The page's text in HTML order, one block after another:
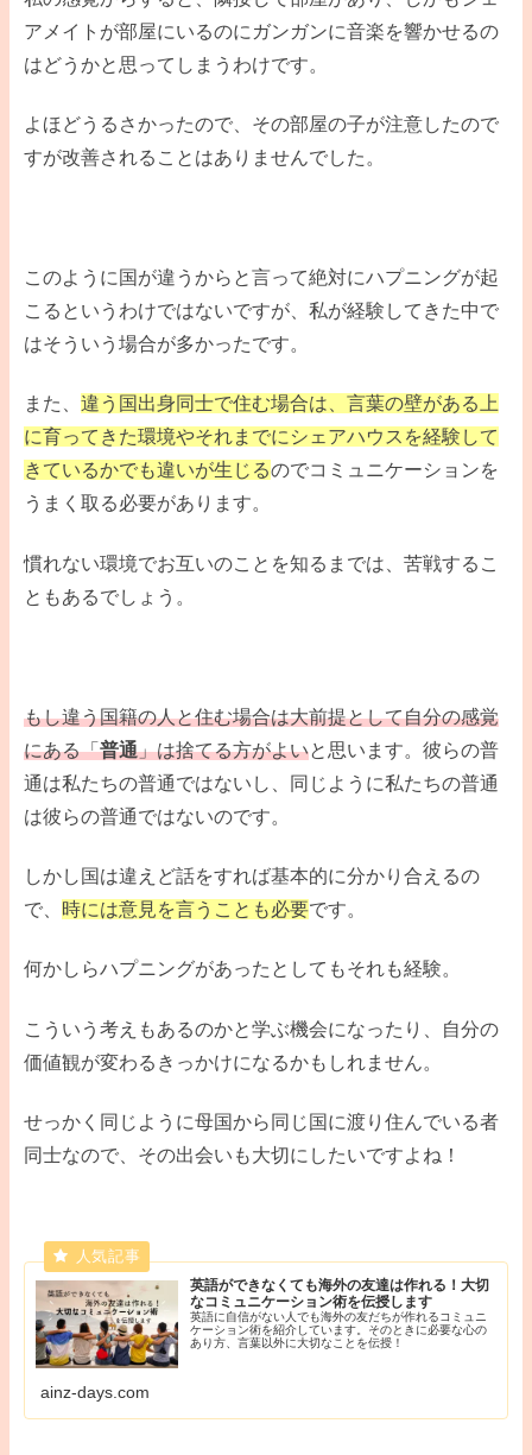
アメイトが部屋にいるのにガンガンに音楽を響かせるの
はどうかと思ってしまうわけです。
よほどうるさかったので、その部屋の子が注意したので
すが改善されることはありませんでした。
このように国が違うからと言って絶対にハプニングが起
こるというわけではないですが、私が経験してきた中で
はそういう場合が多かったです。
また、 違う国出身同士で住む場合は、言葉の壁がある上
に育ってきた環境やそれまでにシェアハウスを経験して
きているかでも違いが生じるのでコミュニケーションを
うまく取る必要があります。
慣れない環境でお互いのことを知るまでは、苦戦するこ
ともあるでしょう。
もし違う国籍の人と住む場合は大前提として自分の感覚
にある「普通」は捨てる方がよいと思います。彼らの普
通は私たちの普通ではないし、同じように私たちの普通
は彼らの普通ではないのです。
しかし国は違えど話をすれば基本的に分かり合えるの
で、 時には意見を言うことも必要です。
何かしらハプニングがあったとしてもそれも経験。
こういう考えもあるのかと学ぶ機会になったり、自分の
価値観が変わるきっかけになるかもしれません。
せっかく同じように母国から同じ国に渡り住んでいる者
同士なので、その出会いも大切にしたいですよね！
英語ができなくても海外の友達は作れる！大切
なコミュニケーション術を伝授します
英語に自信がない人でも海外の友だちが作れるコミュニ
ケーション術を紹介しています。そのときに必要な心の
あり方、言葉以外に大切なことを伝授！
ainz-days.com